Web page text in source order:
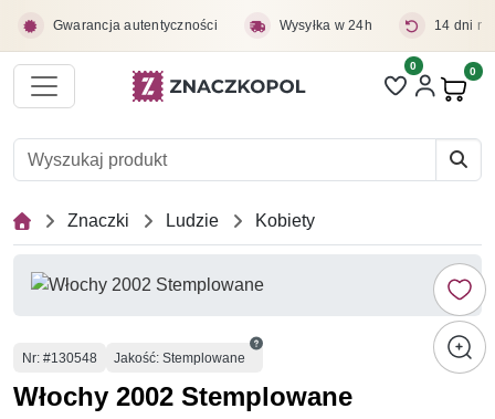
Gwarancja autentyczności Wysyłka w 24h 14 dni
Liczba pozycji
0 0
Znaczki Ludzie Kobiety
Numer
Nr: #130548 Jakość: Stemplowane
Włochy 2002 Stemplowane